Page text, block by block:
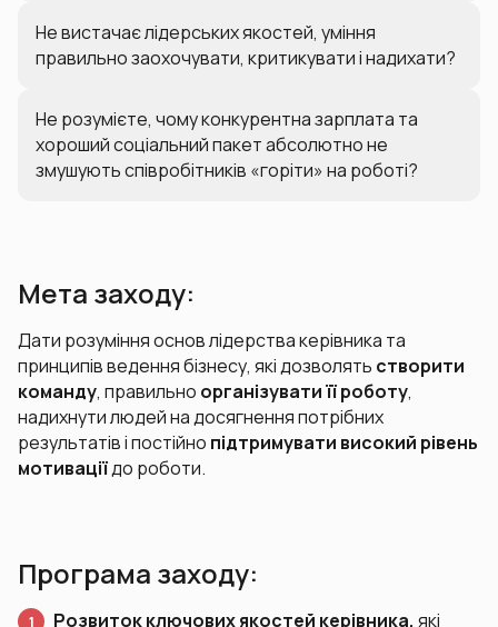
Не вистачає лідерських якостей, уміння
правильно заохочувати, критикувати і надихати?
Не розумієте, чому конкурентна зарплата та
хороший соціальний пакет абсолютно не
змушують співробітників «горіти» на роботі?
Мета заходу:
Дати розуміння основ лідерства керівника та
принципів ведення бізнесу, які дозволять створити
команду, правильно організувати її роботу,
надихнути людей на досягнення потрібних
результатів і постійно підтримувати високий рівень
мотиваціїдо роботи.
Програма заходу:
Розвиток ключових якостей керівника, які